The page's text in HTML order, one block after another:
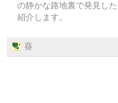
の静かな路地裏で発見し
紹介します。
葵